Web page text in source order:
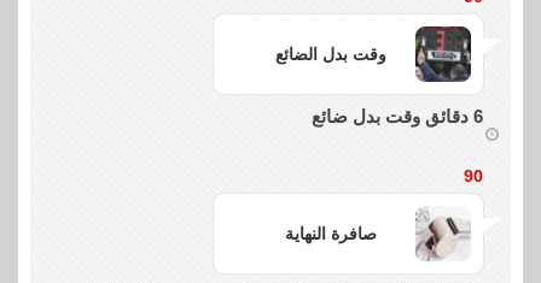
وقت بدل الضائع
6 دقائق وقت بدل ضائع
90
صافرة النهاية